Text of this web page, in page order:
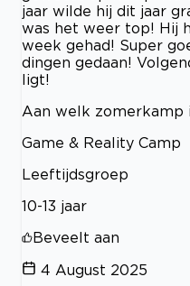
jaar wilde hij dit jaar
was het weer top! Hij
week gehad! Super
dingen gedaan!
ligt!
Aan welk zomerkamp
Game & Reality Camp
Leeftijdsgroep
10-13 jaar
Beveelt aan
4 August 2025